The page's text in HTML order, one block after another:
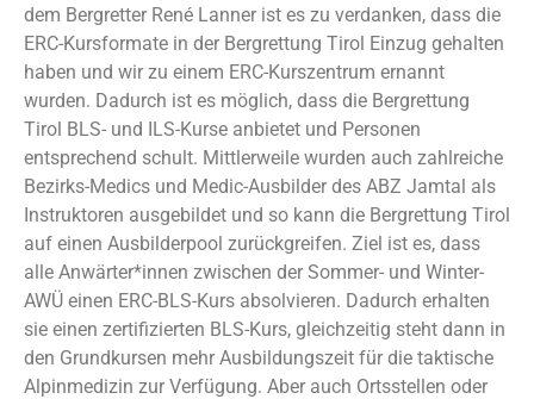
dem Bergretter René Lanner ist es zu verdanken, dass die
ERC-Kursformate in der Bergrettung Tirol Einzug gehalten
haben und wir zu einem ERC-Kurszentrum ernannt
wurden. Dadurch ist es möglich, dass die Bergrettung
Tirol BLS- und ILS-Kurse anbietet und Personen
entsprechend schult. Mittlerweile wurden auch zahlreiche
Bezirks-Medics und Medic-Ausbilder des ABZ Jamtal als
Instruktoren ausgebildet und so kann die Bergrettung Tirol
auf einen Ausbilderpool zurückgreifen. Ziel ist es, dass
alle Anwärter*innen zwischen der Sommer- und Winter-
AWÜ einen ERC-BLS-Kurs absolvieren. Dadurch erhalten
sie einen zertifizierten BLS-Kurs, gleichzeitig steht dann in
den Grundkursen mehr Ausbildungszeit für die taktische
Alpinmedizin zur Verfügung. Aber auch Ortsstellen oder